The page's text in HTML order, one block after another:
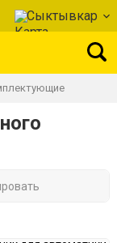
Сыктывкар